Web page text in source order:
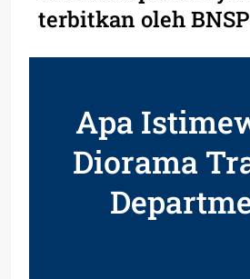
terbitkan oleh BNSP
Apa
Diorama